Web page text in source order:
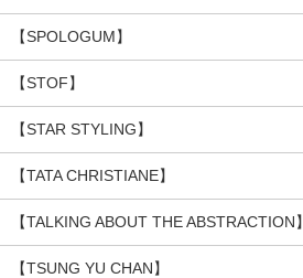
【SPOLOGUM】
【STOF】
【STAR STYLING】
【TATA CHRISTIANE】
【TALKING ABOUT THE ABSTRACTION】
【TSUNG YU CHAN】